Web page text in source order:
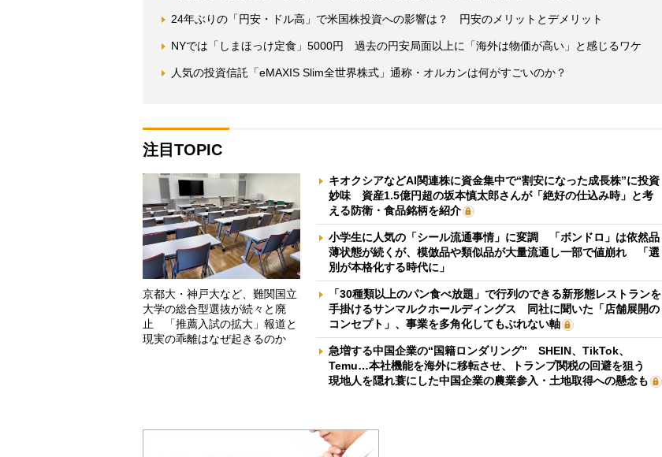
24年ぶりの「円安・ドル高」で米国株投資への影響は？ 円安のメリットとデメリット
NYでは「しまほっけ定食」5000円 過去の円安局面以上に「海外は物価が高い」と感じるワケ
人気の投資信託「eMAXIS Slim全世界株式」通称・オルカンは何がすごいのか？
注目TOPIC
京都大・神戸大など、難関国立
大学の総合型選抜が続々と廃
止 「推薦入試の拡大」報道と
現実の乖離はなぜ起きるのか
キオクシアなどAI関連株に資金集中で“割安になった成長株”に投資
妙味 資産1.5億円超の坂本慎太郎さんが「絶好の仕込み時」と考
える防衛・食品銘柄を紹介
小学生に人気の「シール流通事情」に変調 「ボンドロ」は依然品
薄状態が続くが、模倣品や類似品が大量流通し一部で値崩れ 「選
別が本格化する時代に」
「30種類以上のパン食べ放題」で行列のできる新形態レストランを
手掛けるサンマルクホールディングス 同社に聞いた「店舗展開の
コンセプト」、事業を多角化してもぶれない軸
急増する中国企業の“国籍ロンダリング” SHEIN、TikTok、
Temu…本社機能を海外に移転させ、トランプ関税の回避を狙う
現地人を隠れ蓑にした中国企業の農業参入・土地取得への懸念も